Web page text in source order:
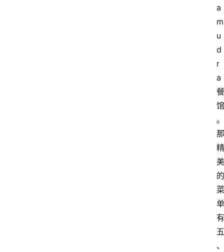
a
m
u
d
r
a
餐
馆
。
那
精
美
的
菜
单
有
五
、